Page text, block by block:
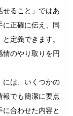
せること」ではあ
に正確に伝え、同
定義できます。
のやり取りを円
には、いくつかの
報でも簡潔に要点
合わせた内容と